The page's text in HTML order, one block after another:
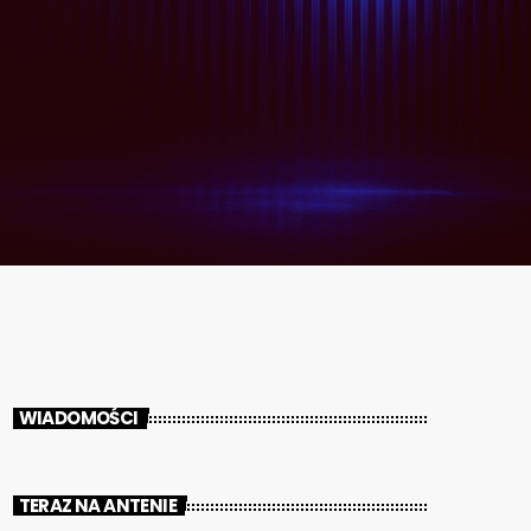
WIADOMOŚCI
TERAZ NA ANTENIE